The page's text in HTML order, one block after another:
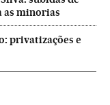
as minorias
privatizações e